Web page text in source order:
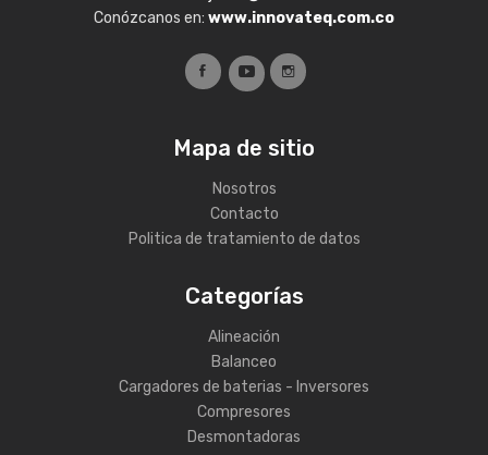
Conózcanos en: www.innovateq.com.co
Mapa de sitio
Nosotros
Contacto
Politica de tratamiento de datos
Categorías
Alineación
Balanceo
Cargadores de baterias - Inversores
Compresores
Desmontadoras